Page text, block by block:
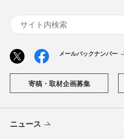
メールバックナンバー
寄稿・取材企画募集
ニュース